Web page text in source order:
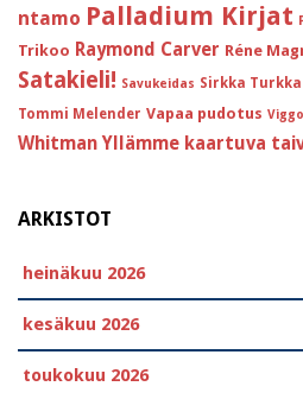
ntamo Palladium Kirjat
Trikoo Raymond Carver Réne
Satakieli! Savukeidas Sirkka Turkka
Tommi Melender Vapaa pudotus
Whitman Yllämme kaartuva
ARKISTOT
heinäkuu 2026
kesäkuu 2026
toukokuu 2026